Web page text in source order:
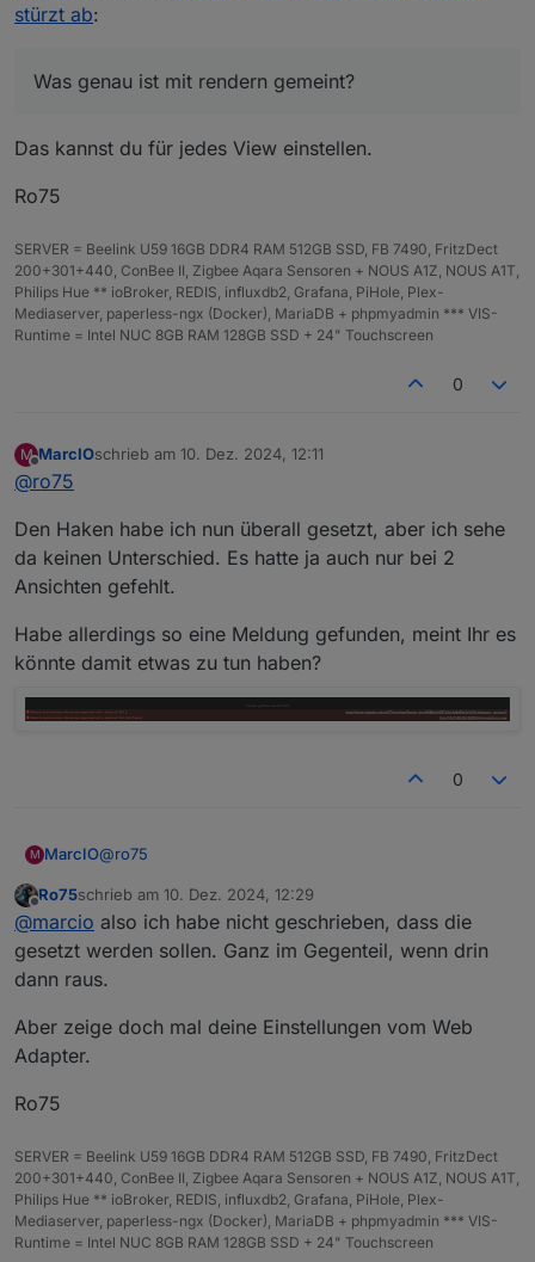
erwartet?
und 1 Minute einstellen.
Was evtl. aber die Ansicht belasten könnte wären halt
stürzt ab:
Was genau ist mit rendern gemeint?
Das kannst du für jedes View einstellen.
Ro75
SERVER = Beelink U59 16GB DDR4 RAM 512GB SSD, FB 7490, FritzDect
200+301+440, ConBee II, Zigbee Aqara Sensoren + NOUS A1Z, NOUS A1T,
Philips Hue ** ioBroker, REDIS, influxdb2, Grafana, PiHole, Plex-
Mediaserver, paperless-ngx (Docker), MariaDB + phpmyadmin *** VIS-
Runtime = Intel NUC 8GB RAM 128GB SSD + 24" Touchscreen
0
M
Offline
MarcIOschrieb am 10. Dez. 2024, 12:11
zuletzt editiert von
@ro75
Den Haken habe ich nun überall gesetzt, aber ich sehe
da keinen Unterschied. Es hatte ja auch nur bei 2
Ansichten gefehlt.
Habe allerdings so eine Meldung gefunden, meint Ihr es
könnte damit etwas zu tun haben?
0
M MarcIO@ro75
Den Haken habe ich nun überall gesetzt, aber ich sehe
da keinen Unterschied. Es hatte ja auch nur bei 2
Ansichten gefehlt.
Habe allerdings so eine Meldung gefunden, meint Ihr
es könnte damit etwas zu tun haben?
Offline
Ro75schrieb am 10. Dez. 2024, 12:29
zuletzt editiert von
@marcio also ich habe nicht geschrieben, dass die
gesetzt werden sollen. Ganz im Gegenteil, wenn drin
dann raus.
Aber zeige doch mal deine Einstellungen vom Web
Adapter.
Ro75
SERVER = Beelink U59 16GB DDR4 RAM 512GB SSD, FB 7490, FritzDect
200+301+440, ConBee II, Zigbee Aqara Sensoren + NOUS A1Z, NOUS A1T,
Philips Hue ** ioBroker, REDIS, influxdb2, Grafana, PiHole, Plex-
Mediaserver, paperless-ngx (Docker), MariaDB + phpmyadmin *** VIS-
Runtime = Intel NUC 8GB RAM 128GB SSD + 24" Touchscreen